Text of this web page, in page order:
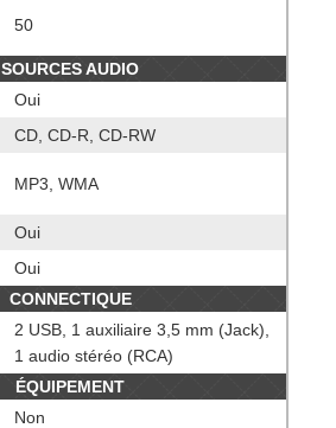
50
SOURCES AUDIO
Oui
CD, CD-R, CD-RW
MP3, WMA
Oui
Oui
CONNECTIQUE
2 USB, 1 auxiliaire 3,5 mm (Jack),
1 audio stéréo (RCA)
ÉQUIPEMENT
Non